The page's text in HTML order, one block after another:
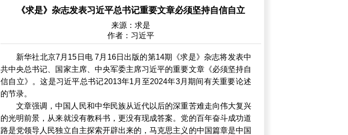
《求是》杂志发表习近平总书记重要文章必须坚持自信自立
来源：求是
作者：习近平
新华社北京7月15日电 7月16日出版的第14期《求是》杂志将发表中
共中央总书记、国家主席、中央军委主席习近平的重要文章《必须坚持自
信自立》。这是习近平总书记2013年1月至2024年3月期间有关重要论述
的节录。
文章强调，中国人民和中华民族从近代以后的深重苦难走向伟大复兴
的光明前景，从来就没有教科书，更没有现成答案。党的百年奋斗成功道
路是党领导人民独立自主探索开辟出来的，马克思主义的中国篇章是中国